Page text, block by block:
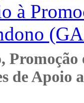
à
de Apoio